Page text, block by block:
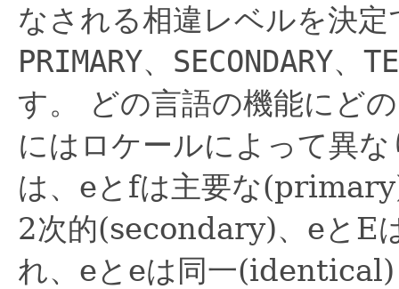
なされる相違レベルを決
PRIMARY、 SECONDARY、
す。
どの言語の機能にど
にはロケールによって異
は、eとfは主要な
2次的(secondary)、eとE
れ、eとeは同一(identical)